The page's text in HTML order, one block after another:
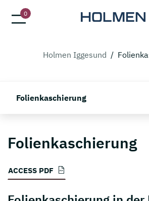
0
Holmen Iggesund /
Folienkaschierung
Folienkaschierung
ACCESS PDF